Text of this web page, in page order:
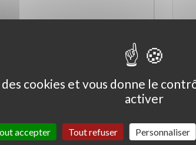
Ceanothus thyrs. 'Skylark'
cookies et vous donne le
activer
accepter Tout refuser Personnaliser